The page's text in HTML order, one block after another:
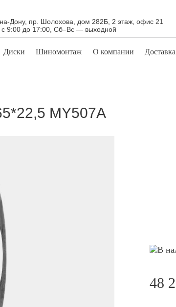
на-Дону, пр. Шолохова, дом 282Б, 2 этаж, офис 21
9:00 до 17:00, Сб–Вс — выходной
Диски Шиномонтаж О компании Доставка
MY507A
48